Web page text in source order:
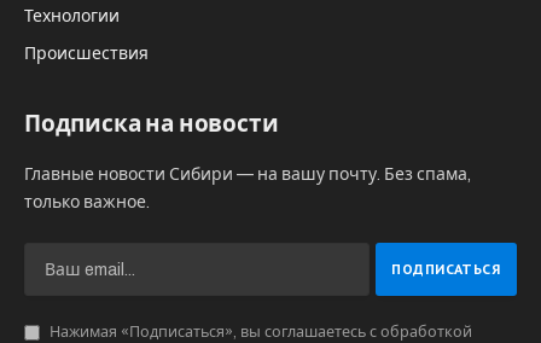
Технологии
Происшествия
Подписка на новости
Главные новости Сибири — на вашу почту. Без спама,
только важное.
Нажимая «Подписаться», вы соглашаетесь с обработкой